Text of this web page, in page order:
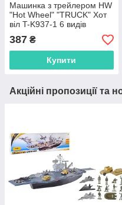
Машинка з трейлером HW
"Hot Wheel" "TRUCK" Хот
віл T-K937-1 6 видів
387 ₴
Купити
Акційні пропозиції та